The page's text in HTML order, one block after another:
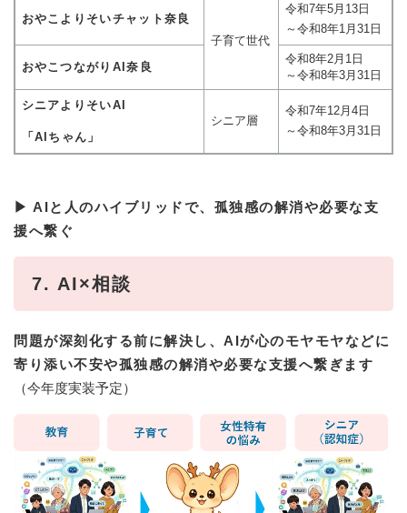
おやこよりそいチャット奈良
子育て世代
令和7年5月13日
～令和8年1月31日
おやこつながりAI奈良
令和8年2月1日
～令和8年3月31日
シニアよりそいAI
「AIちゃん」
シニア層
令和7年12月4日
～令和8年3月31日
▶ AIと人のハイブリッドで、孤独感の解消や必要な支
援へ繋ぐ
7. AI×相談
問題が深刻化する前に解決し、AIが心のモヤモヤなどに
寄り添い不安や孤独感の解消や必要な支援へ繋ぎます
（今年度実装予定）